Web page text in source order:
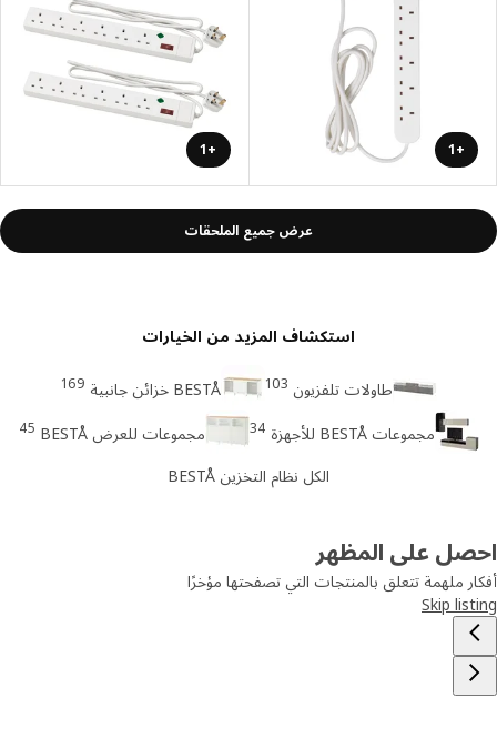
+1
+1
عرض جميع الملحقات
استكشاف المزيد من الخيارات
طاولات تلفزيون 103 BESTÅ خزائن جانبية 169
مجموعات BESTÅ للأجهزة 34 مجموعات للعرض BESTÅ 45
الكل نظام التخزين BESTÅ
على المظهر
ملهمة تتعلق بالمنتجات التي تصفحتها مؤخرًا
Skip